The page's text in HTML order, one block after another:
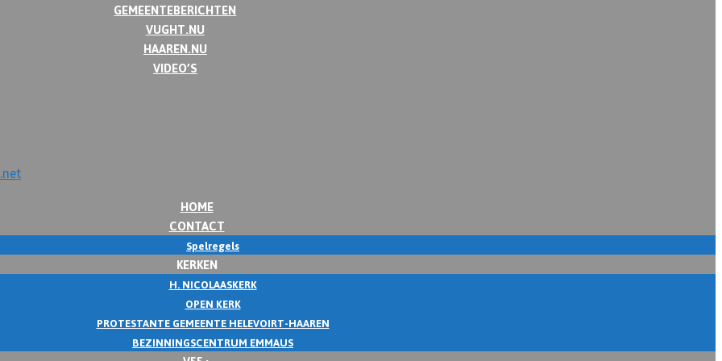
GEMEENTEBERICHTEN
VUGHT.NU
HAAREN.NU
VIDEO’S
HOME
CONTACT
Spelregels
KERKEN
H. NICOLAASKERK
OPEN KERK
PROTESTANTE GEMEENTE HELEVOIRT-HAAREN
BEZINNINGSCENTRUM EMMAUS